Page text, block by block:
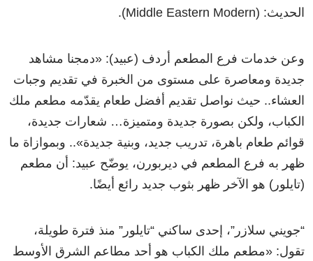
الحديث: (Middle Eastern Modern).
وعن خدمات فرع المطعم أردف (عبيد): «دمجنا مشاهد
جديدة ومعاصرة على مستوى من الخبرة في تقديم وجبات
العشاء.. حيث نواصل تقديم أفضل طعام يقدّمه مطعم ملك
الكباب، ولكن بصورة جديدة ومتميزة… شعارات جديدة،
قوائم طعام باهرة، تدريب جديد، وبنية جديدة».. وبموازاة ما
ظهر به فرع المطعم في ديربورن، يوضّح عبيد: أن مطعم
(تايلور) هو الآخر ظهر بثوب جديد رائع أيضًا.
“جويني سلازر”، إحدى ساكني “تايلور” منذ فترة طويلة،
تقول: «مطعم ملك الكباب هو أحد مطاعم الشرق الأوسط